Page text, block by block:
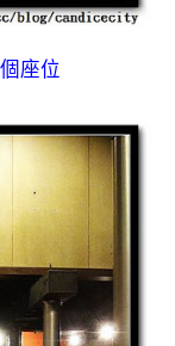
座位